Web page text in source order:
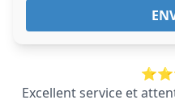
Excellent service et